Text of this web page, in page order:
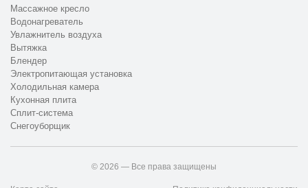
Массажное кресло
Водонагреватель
Увлажнитель воздуха
Вытяжка
Блендер
Электропитающая установка
Холодильная камера
Кухонная плита
Сплит-система
Снегоуборщик
© 2026 — Все права защищены